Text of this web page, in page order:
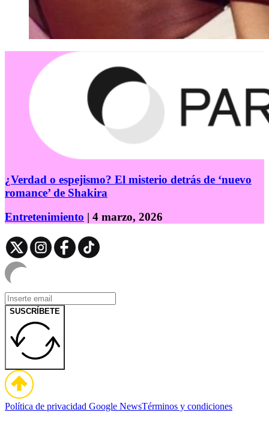
¿Verdad o espejismo? El misterio detrás de ‘nuevo
romance’ de Shakira
Entretenimiento | 4 marzo, 2026
SUSCRÍBETE
Política de privacidad Google NewsTérminos y condiciones